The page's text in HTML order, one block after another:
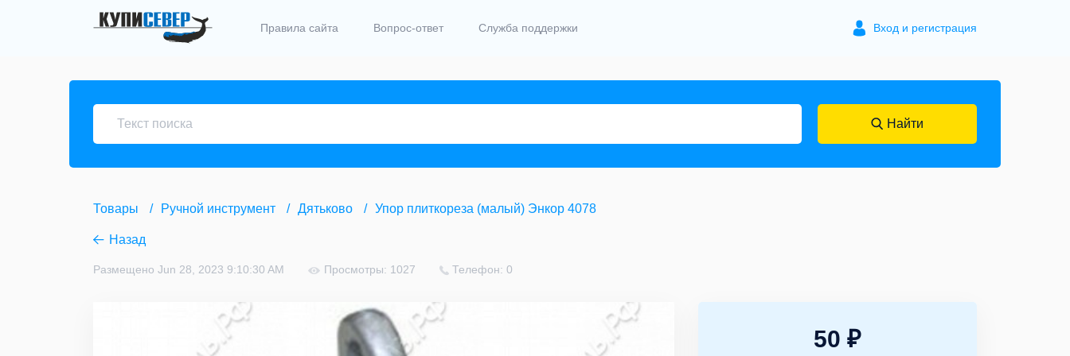
Правила сайта Вопрос-ответ Служба поддержки Вход и регистрация
Найти
Товары Ручной инструмент Дятьково Упор плиткореза (малый) Энкор 4078
Назад
Размещено Jun 28, 2023 9:10:30 AM Просмотры: 1027 Телефон: 0
50 ₽